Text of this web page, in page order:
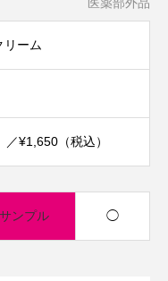
リーム
¥1,650（税込）
サンプル ◯